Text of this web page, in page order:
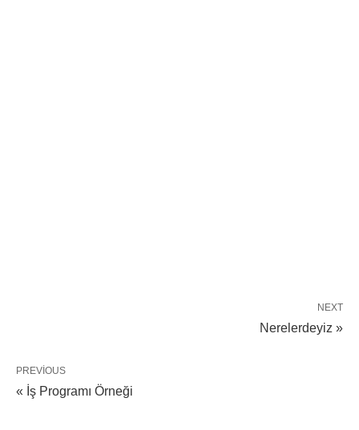
NEXT
Nerelerdeyiz »
PREVIOUS
« İş Programı Örneği